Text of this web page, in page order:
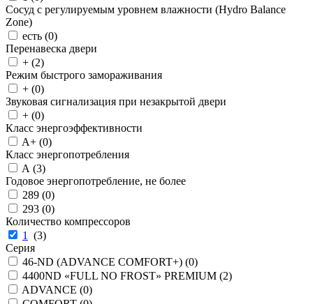
Сосуд с регулируемым уровнем влажности (Hydro Balance
Zone)
есть (0)
Перенавеска двери
+ (2)
Режим быстрого замораживания
+ (0)
Звуковая сигнализация при незакрытой двери
+ (0)
Класс энергоэффективности
A+ (0)
Класс энергопотребления
A (3)
Годовое энергопотребление, не более
289 (0)
293 (0)
Количество компрессоров
1
(3)
Серия
46-ND (ADVANCE COMFORT+) (0)
4400ND «FULL NO FROST» PREMIUM (2)
ADVANCE (0)